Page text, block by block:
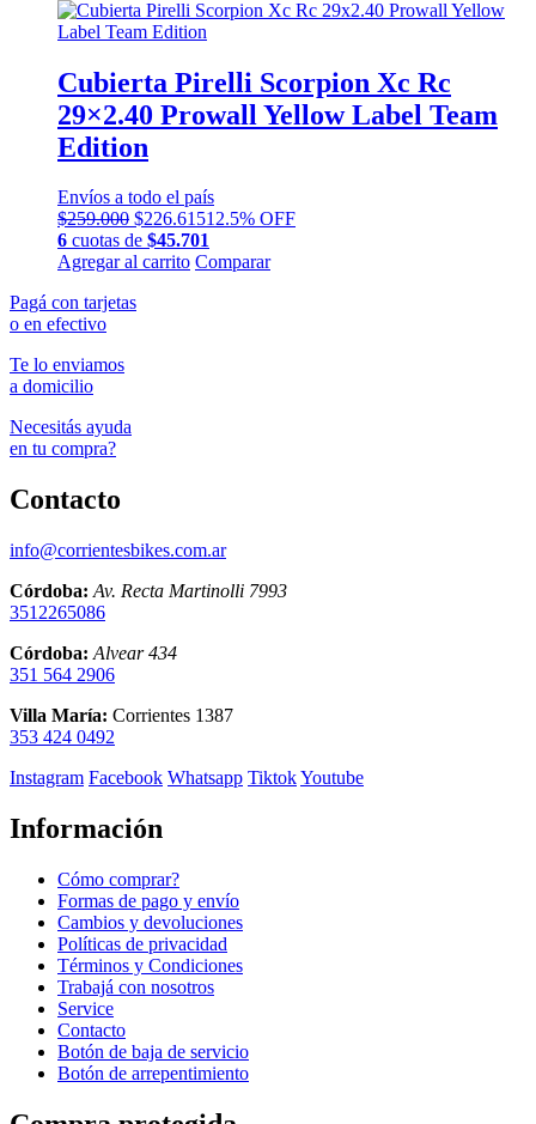
Cubierta Pirelli Scorpion Xc Rc
29×2.40 Prowall Yellow Label Team
Edition
Envíos a todo el país
$259.000 El
precio
original
$259.000.
$226.615El
precio
actual
12.5% OFF
6 cuotas de $45.701
Agregar al carrito Comparar
Pagá con tarjetas
o en efectivo
Te lo enviamos
a domicilio
Necesitás ayuda
en tu compra?
Contacto
info@corrientesbikes.com.ar
Córdoba: Av. Recta Martinolli 7993
3512265086
Córdoba: Alvear 434
351 564 2906
Villa María: Corrientes 1387
353 424 0492
Instagram Facebook Whatsapp TiktokYoutube
Información
Cómo comprar?
Formas de pago y envío
Cambios y devoluciones
Políticas de privacidad
Términos y Condiciones
Trabajá con nosotros
Service
Contacto
Botón de baja de servicio
Botón de arrepentimiento